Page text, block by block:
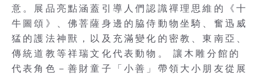
意。展品亮點涵蓋引導人們認識禪理思維的《十
牛圖頌》、佛菩薩身邊的脇侍動物坐騎、奮迅威
猛的護法神獸，以及充滿變化的密教、東南亞、
傳統道教等祥瑞文化代表動物。 讓木雕分館的
代表角色－善財童子「小善」帶領大小朋友從展